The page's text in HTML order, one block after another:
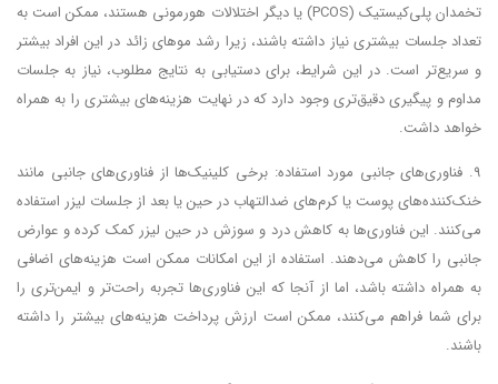
تخمدان پلی‌کیستیک (PCOS) یا دیگر اختلالات هورمونی هستند، ممکن است به
تعداد جلسات بیشتری نیاز داشته باشند، زیرا رشد موهای زائد در این افراد بیشتر
و سریع‌تر است. در این شرایط، برای دستیابی به نتایج مطلوب، نیاز به جلسات
مداوم و پیگیری دقیق‌تری وجود دارد که در نهایت هزینه‌های بیشتری را به همراه
خواهد داشت.
۹. فناوری‌های جانبی مورد استفاده: برخی کلینیک‌ها از فناوری‌های جانبی مانند
خنک‌کننده‌های پوست یا کرم‌های ضدالتهاب در حین یا بعد از جلسات لیزر استفاده
می‌کنند. این فناوری‌ها به کاهش درد و سوزش در حین لیزر کمک کرده و عوارض
جانبی را کاهش می‌دهند. استفاده از این امکانات ممکن است هزینه‌های اضافی
به همراه داشته باشد، اما از آنجا که این فناوری‌ها تجربه راحت‌تر و ایمن‌تری را
برای شما فراهم می‌کنند، ممکن است ارزش پرداخت هزینه‌های بیشتر را داشته
باشند.